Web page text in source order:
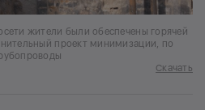
жители были обеспечены горячей
проект минимизации, по
Скачать